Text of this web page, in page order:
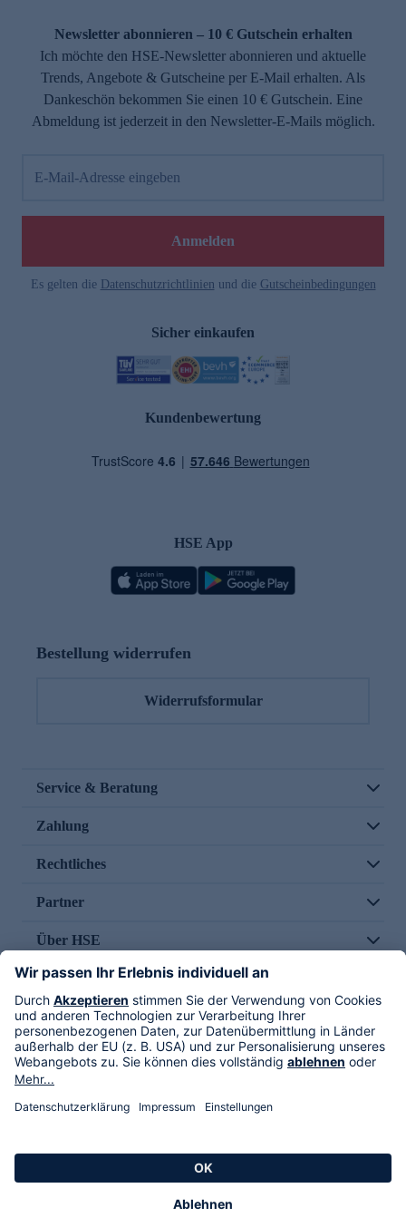
Newsletter abonnieren – 10 € Gutschein erhalten
Ich möchte den HSE-Newsletter abonnieren und aktuelle
Trends, Angebote & Gutscheine per E-Mail erhalten. Als
Dankeschön bekommen Sie einen 10 € Gutschein. Eine
Abmeldung ist jederzeit in den Newsletter-E-Mails möglich.
E-Mail-Adresse eingeben
Anmelden
Es gelten die Datenschutzrichtlinien und die Gutscheinbedingungen
Sicher einkaufen
Kundenbewertung
HSE App
Bestellung widerrufen
Widerrufsformular
Service & Beratung
Zahlung
Rechtliches
Partner
Über HSE
Im TV
HSE International